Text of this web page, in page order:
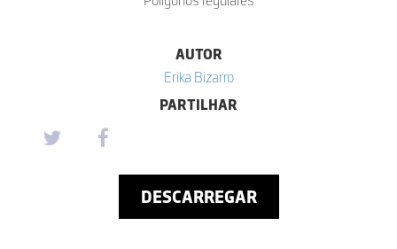
AUTOR
Erika Bizarro
PARTILHAR
DESCARREGAR